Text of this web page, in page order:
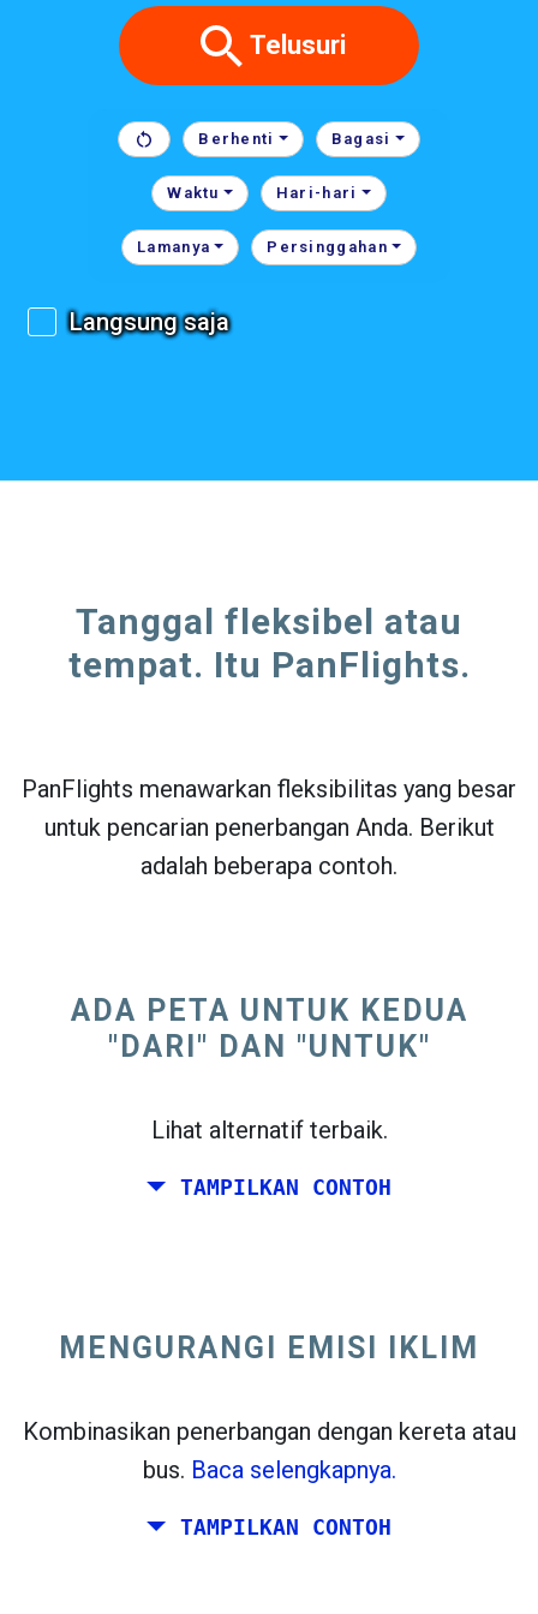
Telusuri
Berhenti Bagasi
Waktu Hari-hari
Lamanya Persinggahan
Langsung saja
Tanggal fleksibel atau
tempat. Itu PanFlights.
PanFlights menawarkan fleksibilitas yang besar
untuk pencarian penerbangan Anda. Berikut
adalah beberapa contoh.
ADA PETA UNTUK KEDUA
"DARI" DAN "UNTUK"
Lihat alternatif terbaik.
TAMPILKAN CONTOH
MENGURANGI EMISI IKLIM
Kombinasikan penerbangan dengan kereta atau
bus. Baca selengkapnya.
TAMPILKAN CONTOH